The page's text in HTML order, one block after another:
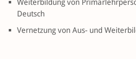
Weiterbildung von
Deutsch
Vernetzung von Aus- und